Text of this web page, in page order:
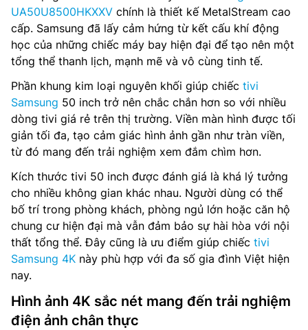
UA50U8500HKXXV chính là thiết kế MetalStream cao
cấp. Samsung đã lấy cảm hứng từ kết cấu khí động
học của những chiếc máy bay hiện đại để tạo nên một
tổng thể thanh lịch, mạnh mẽ và vô cùng tinh tế.
Phần khung kim loại nguyên khối giúp chiếc tivi
Samsung 50 inch trở nên chắc chắn hơn so với nhiều
dòng tivi giá rẻ trên thị trường. Viền màn hình được tối
giản tối đa, tạo cảm giác hình ảnh gần như tràn viền,
từ đó mang đến trải nghiệm xem đắm chìm hơn.
Kích thước tivi 50 inch được đánh giá là khá lý tưởng
cho nhiều không gian khác nhau. Người dùng có thể
bố trí trong phòng khách, phòng ngủ lớn hoặc căn hộ
chung cư hiện đại mà vẫn đảm bảo sự hài hòa với nội
thất tổng thể. Đây cũng là ưu điểm giúp chiếc tivi
Samsung 4K này phù hợp với đa số gia đình Việt hiện
nay.
Hình ảnh 4K sắc nét mang đến trải nghiệm
điện ảnh chân thực